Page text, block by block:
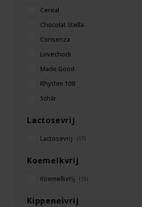
Cereal
Chocolat Stella
Consenza
Lovechock
Made Good
Rhythm 108
Schär
Lactosevrij
Lactosevrij (17)
Koemelkvrij
Koemelkvrij (15)
Kippeneivrij